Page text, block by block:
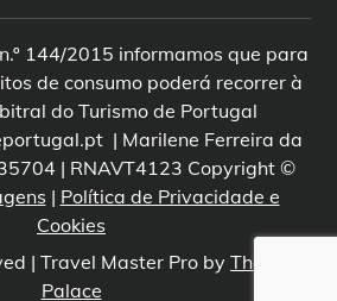
144/2015 informamos que para
de consumo poderá recorrer à
do Turismo de Portugal
| Marilene Ferreira da
| RNAVT4123 Copyright ©
| Política de Privacidade e
Cookies
| Travel Master Pro by Theme
Palace